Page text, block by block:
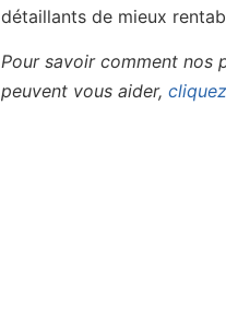
détaillants de mieux
Pour savoir comment nos
peuvent vous aider,